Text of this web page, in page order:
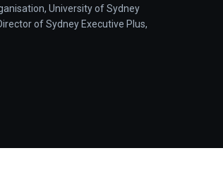
University of Sydney
of Sydney Executive Plus,